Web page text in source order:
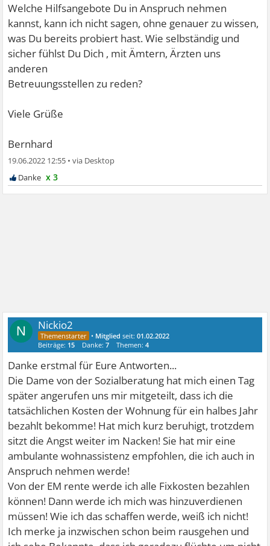
Welche Hilfsangebote Du in Anspruch nehmen
kannst, kann ich nicht sagen, ohne genauer zu wissen,
was Du bereits probiert hast. Wie selbständig und
sicher fühlst Du Dich , mit Ämtern, Ärzten uns
anderen
Betreuungsstellen zu reden?
Viele Grüße
Bernhard
19.06.2022 12:55 •
x 3
N Nickio2
• Mitglied seit:01.02.2022
Beiträge: 15 Danke:7 Themen:4
Danke erstmal für Eure Antworten...
Die Dame von der Sozialberatung hat mich einen Tag
später angerufen uns mir mitgeteilt, dass ich die
tatsächlichen Kosten der Wohnung für ein halbes Jahr
bezahlt bekomme! Hat mich kurz beruhigt, trotzdem
sitzt die Angst weiter im Nacken! Sie hat mir eine
ambulante wohnassistenz empfohlen, die ich auch in
Anspruch nehmen werde!
Von der EM rente werde ich alle Fixkosten bezahlen
können! Dann werde ich mich was hinzuverdienen
müssen! Wie ich das schaffen werde, weiß ich nicht!
Ich merke ja inzwischen schon beim rausgehen und